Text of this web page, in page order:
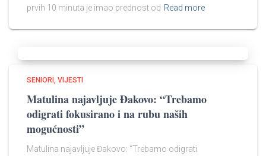
prvih 10 minuta je imao prednost od Read more
SENIORI VIJESTI
Matulina najavljuje Đakovo: “Trebamo
odigrati fokusirano i na rubu naših
mogućnosti”​
Matulina najavljuje Đakovo: “Trebamo odigrati